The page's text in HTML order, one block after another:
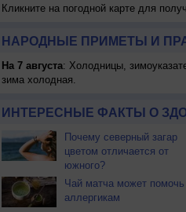
Кликните на погодной карте для
НАРОДНЫЕ ПРИМЕТЫ И
На 7 августа: Холодницы,
зима холодная.
ИНТЕРЕСНЫЕ ФАКТЫ О
Почему северный загар
цветом отличается от
южного?
Чай матча может помочь
аллергикам